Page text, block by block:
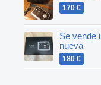
170 €
Se vende
nueva
180 €